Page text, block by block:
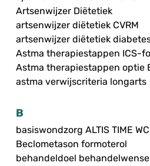
Artsenwijzer Diëtetiek
artsenwijzer diëtetiek CVRM
artsenwijzer diëtetiek
Astma therapiestappen ICS-
Astma therapiestappen optie
astma verwijscriteria longarts
B
basiswondzorg ALTIS TIME
Beclometason formoterol
behandeldoel